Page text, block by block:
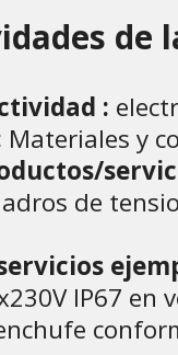
de
:
Materiales y
de
IP67